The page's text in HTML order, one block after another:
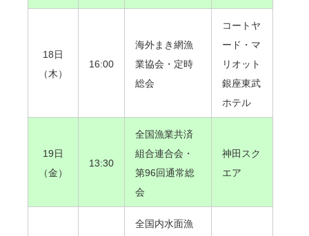
18日
（木）
16:00
海外まき網漁
業協会・定時
総会
コートヤ
ード・マ
リオット
銀座東武
ホテル
19日
（金）
13:30
全国漁業共済
組合連合会・
第96回通常総
会
神田スク
エア
全国内水面漁